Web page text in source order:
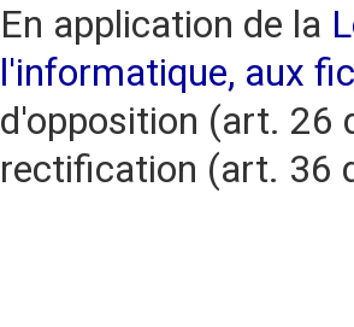
En application de la
l'informatique, aux
d'opposition (art. 26
rectification (art. 36